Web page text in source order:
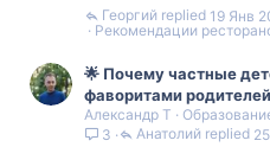
Рекомендации
19 Янв
Георгий
🌟 Почему частные
фаворитами
Александр Т
3
Анатолий